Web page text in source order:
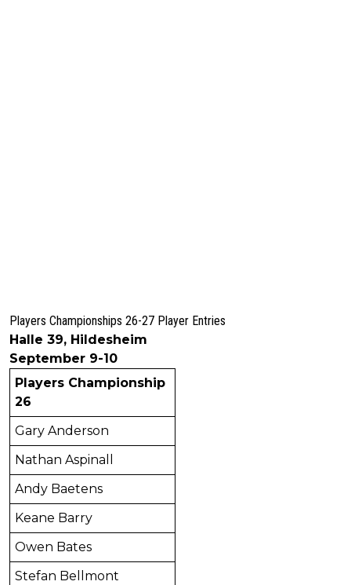
Players Championships 26-27 Player Entries
Halle 39, Hildesheim
September 9-10
Players Championship
26
Gary Anderson
Nathan Aspinall
Andy Baetens
Keane Barry
Owen Bates
Stefan Bellmont